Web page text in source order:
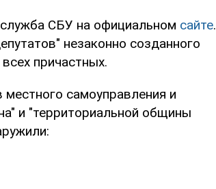
СБУ на официальном сайте.
незаконно созданного
причастных.
самоуправления и
и "территориальной общины